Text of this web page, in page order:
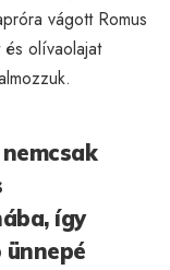
vágott Romus
olívaolajat
így